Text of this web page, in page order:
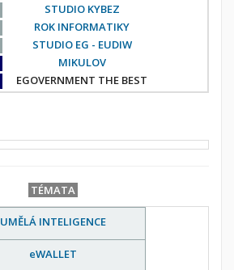
STUDIO KYBEZ
ROK INFORMATIKY
STUDIO EG - EUDIW
MIKULOV
EGOVERNMENT THE BEST
TÉMATA
UMĚLÁ INTELIGENCE
eWALLET